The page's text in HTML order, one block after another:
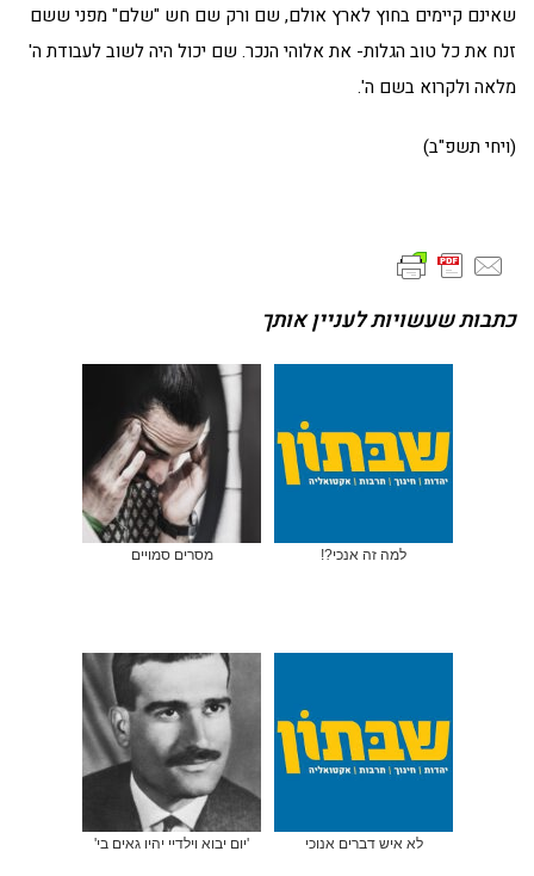
שאינם קיימים בחוץ לארץ אולם, שם ורק שם חש "שלם" מפני ששם
זנח את כל טוב הגלות- את אלוהי הנכר. שם יכול היה לשוב לעבודת ה'
מלאה ולקרוא בשם ה'.
(ויחי תשפ"ב)
כתבות שעשויות לעניין אותך
למה זה אנכי?! מסרים סמויים
לא איש דברים אנוכי 'יום יבוא וילדיי יהיו גאים בי'